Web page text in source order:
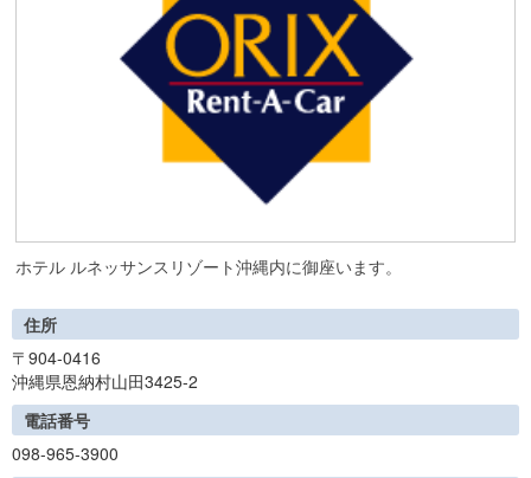
ホテル ルネッサンスリゾート沖縄内に御座います。
住所
〒904-0416
沖縄県恩納村山田3425-2
電話番号
098-965-3900